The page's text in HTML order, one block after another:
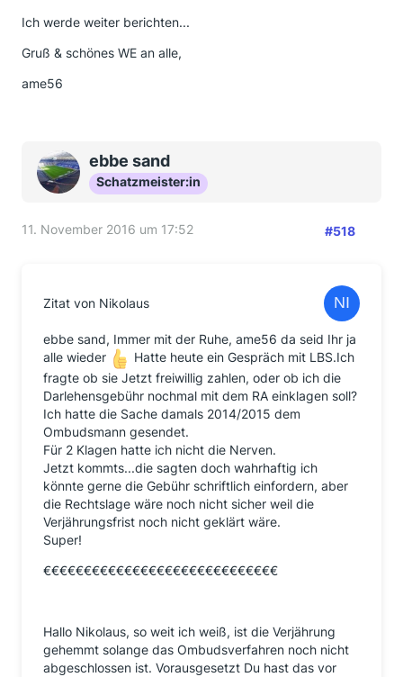
Ich werde weiter berichten...
Gruß & schönes WE an alle,
ame56
ebbe sand
Schatzmeister:in
11. November 2016 um 17:52 #518
Zitat von Nikolaus
ebbe sand, Immer mit der Ruhe, ame56 da seid Ihr ja
alle wieder
Hatte heute ein Gespräch mit LBS.Ich
fragte ob sie Jetzt freiwillig zahlen, oder ob ich die
Darlehensgebühr nochmal mit dem RA einklagen soll?
Ich hatte die Sache damals 2014/2015 dem
Ombudsmann gesendet.
Für 2 Klagen hatte ich nicht die Nerven.
Jetzt kommts...die sagten doch wahrhaftig ich
könnte gerne die Gebühr schriftlich einfordern, aber
die Rechtslage wäre noch nicht sicher weil die
Verjährungsfrist noch nicht geklärt wäre.
Super!
€€€€€€€€€€€€€€€€€€€€€€€€€€€€€
Hallo Nikolaus, so weit ich weiß, ist die Verjährung
gehemmt solange das Ombudsverfahren noch nicht
abgeschlossen ist. Vorausgesetzt Du hast das vor